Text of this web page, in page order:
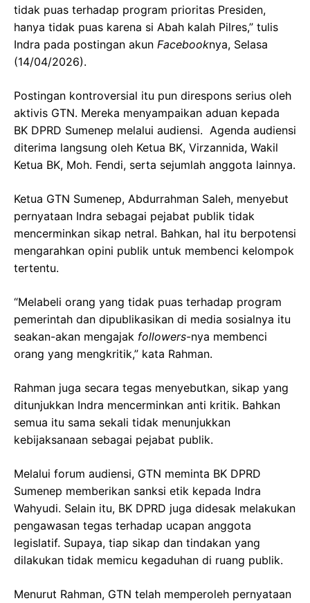
tidak puas terhadap program prioritas Presiden,
hanya tidak puas karena si Abah kalah Pilres,” tulis
Indra pada postingan akun Facebooknya, Selasa
(14/04/2026).
Postingan kontroversial itu pun direspons serius oleh
aktivis GTN. Mereka menyampaikan aduan kepada
BK DPRD Sumenep melalui audiensi. Agenda audiensi
diterima langsung oleh Ketua BK, Virzannida, Wakil
Ketua BK, Moh. Fendi, serta sejumlah anggota lainnya.
Ketua GTN Sumenep, Abdurrahman Saleh, menyebut
pernyataan Indra sebagai pejabat publik tidak
mencerminkan sikap netral. Bahkan, hal itu berpotensi
mengarahkan opini publik untuk membenci kelompok
tertentu.
“Melabeli orang yang tidak puas terhadap program
pemerintah dan dipublikasikan di media sosialnya itu
seakan-akan mengajak followers-nya membenci
orang yang mengkritik,” kata Rahman.
Rahman juga secara tegas menyebutkan, sikap yang
ditunjukkan Indra mencerminkan anti kritik. Bahkan
semua itu sama sekali tidak menunjukkan
kebijaksanaan sebagai pejabat publik.
Melalui forum audiensi, GTN meminta BK DPRD
Sumenep memberikan sanksi etik kepada Indra
Wahyudi. Selain itu, BK DPRD juga didesak melakukan
pengawasan tegas terhadap ucapan anggota
legislatif. Supaya, tiap sikap dan tindakan yang
dilakukan tidak memicu kegaduhan di ruang publik.
Menurut Rahman, GTN telah memperoleh pernyataan